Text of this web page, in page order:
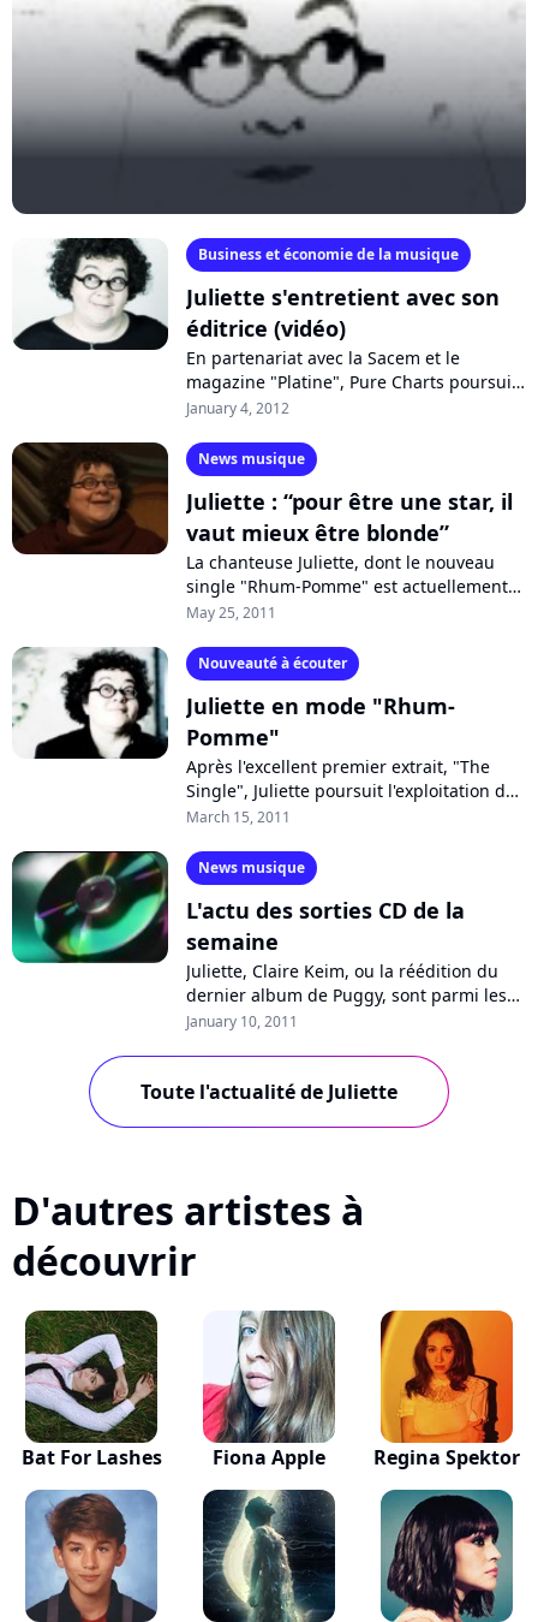
Business et économie de la musique
Juliette s'entretient avec son
éditrice (vidéo)
En partenariat avec la Sacem et le
magazine "Platine", Pure Charts poursuit
sa série d'interviews vidéo croisées entre
January 4, 2012
News musique
Juliette : “pour être une star, il
vaut mieux être blonde”
La chanteuse Juliette, dont le nouveau
single "Rhum-Pomme" est actuellement
en radios, s'est confiée au micro de Matoo
May 25, 2011
Nouveauté à écouter
Juliette en mode "Rhum-
Pomme"
Après l'excellent premier extrait, "The
Single", Juliette poursuit l'exploitation de
son dernier album "No Parano" avec
March 15, 2011
News musique
L'actu des sorties CD de la
semaine
Juliette, Claire Keim, ou la réédition du
dernier album de Puggy, sont parmi les
sorties d'albums de la semaine, qui
January 10, 2011
Toute l'actualité de Juliette
D'autres artistes à
découvrir
Bat For Lashes Fiona Apple Regina Spektor